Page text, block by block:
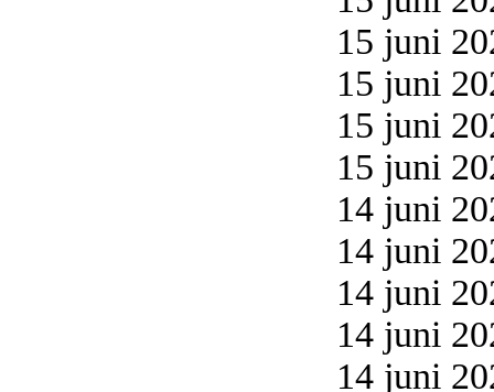
15 juni
15 juni
15 juni
15 juni
14 juni
14 juni
14 juni
14 juni
14 juni